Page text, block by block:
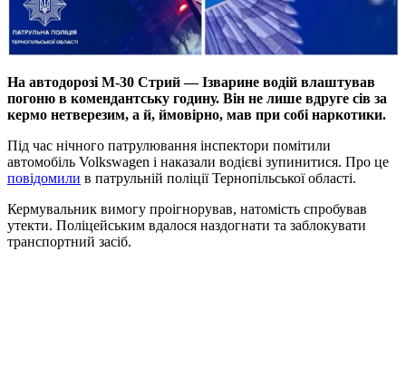
На автодорозі М-30 Стрий — Ізварине водій влаштував
погоню в комендантську годину. Він не лише вдруге сів за
кермо нетверезим, а й, ймовірно, мав при собі наркотики.
Під час нічного патрулювання інспектори помітили
автомобіль Volkswagen і наказали водієві зупинитися. Про це
повідомили в патрульній поліції Тернопільської області.
Кермувальник вимогу проігнорував, натомість спробував
утекти. Поліцейським вдалося наздогнати та заблокувати
транспортний засіб.